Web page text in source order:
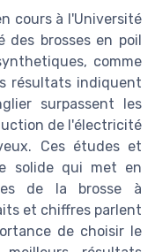
cours à l'Université
des brosses en poil
comme
résultats indiquent
surpassent les
de l'électricité
Ces études et
solide qui met en
de la brosse à
et chiffres parlent
de choisir le